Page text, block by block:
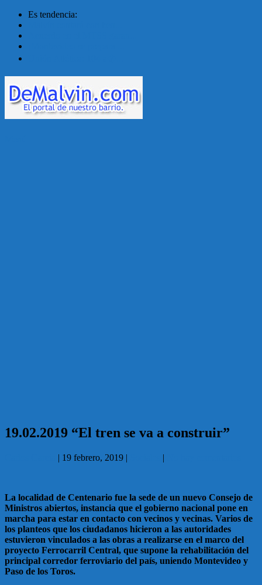
Es tendencia:
19.02.2019 “El tren se va a construir”
| 19 febrero, 2019 | |
La localidad de Centenario fue la sede de un nuevo Consejo de
Ministros abiertos, instancia que el gobierno nacional pone en
marcha para estar en contacto con vecinos y vecinas. Varios de
los planteos que los ciudadanos hicieron a las autoridades
estuvieron vinculados a las obras a realizarse en el marco del
proyecto Ferrocarril Central, que supone la rehabilitación del
principal corredor ferroviario del país, uniendo Montevideo y
Paso de los Toros.